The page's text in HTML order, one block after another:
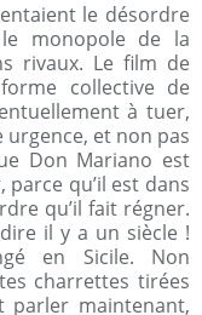
le désordre
monopole de la
rivaux. Le film de
collective de
à tuer,
urgence, et non pas
Don Mariano est
qu’il est dans
qu’il fait régner.
il y a un siècle !
en Sicile. Non
charrettes tirées
parler maintenant,